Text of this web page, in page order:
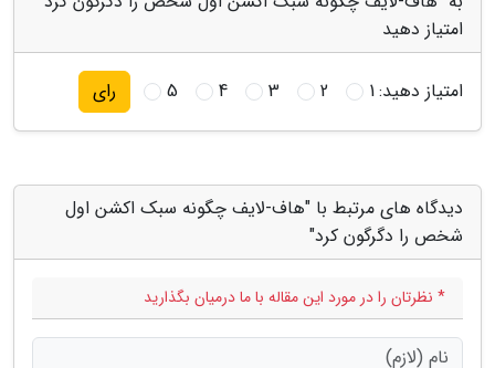
امتیاز دهید
امتیاز دهید:1
2
3
4
5 رای
دیدگاه های مرتبط با "هاف-لایف چگونه سبک اکشن اول
شخص را دگرگون کرد"
* نظرتان را در مورد این مقاله با ما درمیان بگذارید